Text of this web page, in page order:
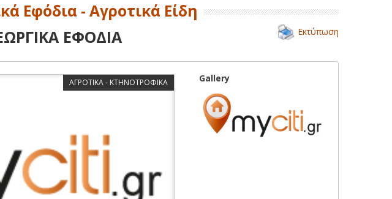
Εφόδια - Αγροτικά Είδη
ΕΦΟΔΙΑ Εκτύπωση
ΑΓΡΟΤΙΚΑ - ΚΤΗΝΟΤΡΟΦΙΚΑ Gallery